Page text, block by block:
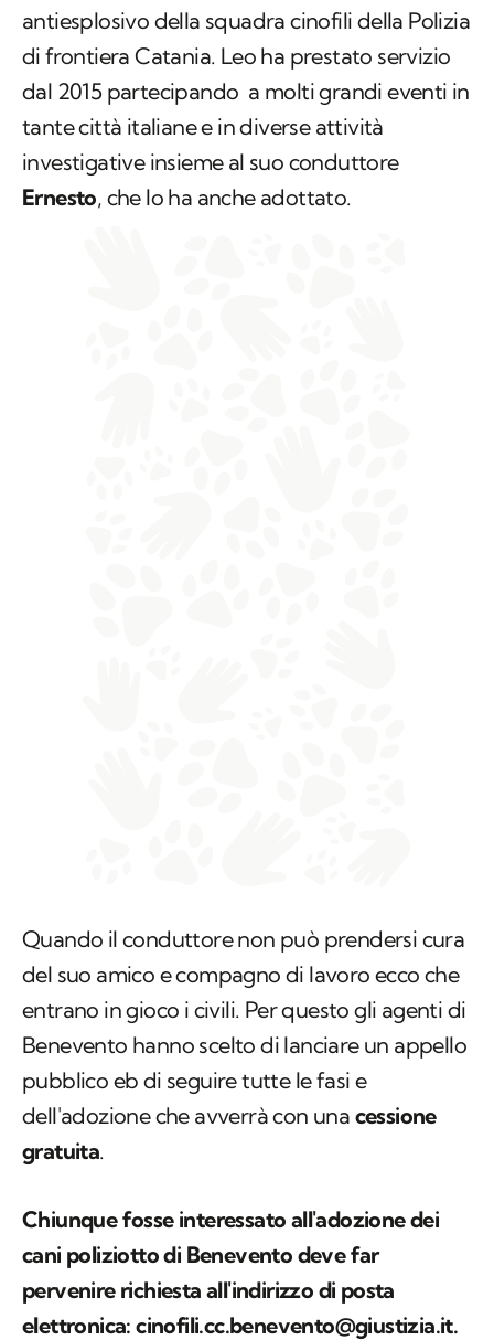
antiesplosivo della squadra cinofili della Polizia
di frontiera Catania. Leo ha prestato servizio
dal 2015 partecipando a molti grandi eventi in
tante città italiane e in diverse attività
investigative insieme al suo conduttore
Ernesto, che lo ha anche adottato.
Quando il conduttore non può prendersi cura
del suo amico e compagno di lavoro ecco che
entrano in gioco i civili. Per questo gli agenti di
Benevento hanno scelto di lanciare un appello
pubblico eb di seguire tutte le fasi e
dell'adozione che avverrà con una cessione
gratuita.
Chiunque fosse interessato all'adozione dei
cani poliziotto di Benevento deve far
pervenire richiesta all'indirizzo di posta
elettronica: cinofili.cc.benevento@giustizia.it.